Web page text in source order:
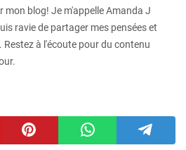
mon blog! Je m'appelle Amanda J
ravie de partager mes pensées et
Restez à l'écoute pour du contenu